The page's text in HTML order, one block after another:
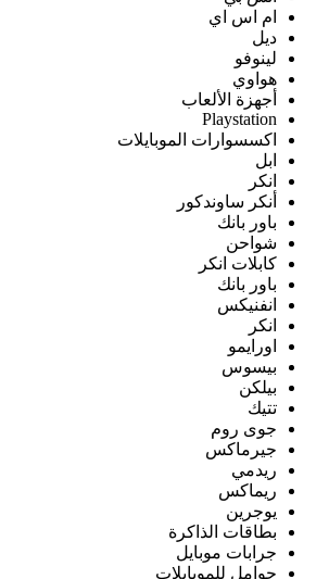
ام اس اي
ديل
لينوفو
هواوي
أجهزة الألعاب
Playstation
اكسسوارات الموبايلات
ابل
انكر
أنكر ساوندكور
باور بانك
شواحن
كابلات انكر
باور بانك
انفنيكس
انكر
اورايمو
بيسوس
بيلكن
تتيك
جوى روم
جيرماكس
ريدمي
ريماكس
يوجرين
بطاقات الذاكرة
جرابات موبايل
حوامل للموبايلات